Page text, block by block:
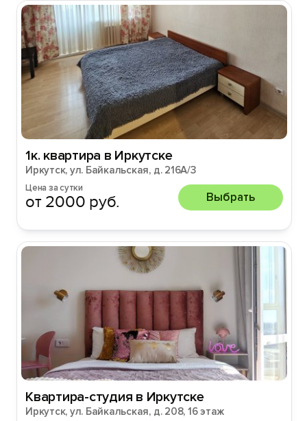
1к. квартира в Иркутске
Иркутск, ул. Байкальская, д. 216А/3
Цена за сутки
от 2000 руб. Выбрать
Квартира-студия в Иркутске
Иркутск, ул. Байкальская, д. 208, 16 этаж